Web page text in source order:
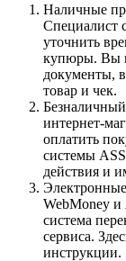
Наличные
Специалист
уточнить
купюры. Вы
документы,
товар и чек.
интернет-
оплатить
системы
действия и
WebMoney
система
сервиса.
инструкции.